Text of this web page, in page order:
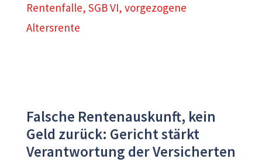
Rentenfalle, SGB VI, vorgezogene
Altersrente
Falsche Rentenauskunft, kein
Geld zurück: Gericht stärkt
Verantwortung der Versicherten